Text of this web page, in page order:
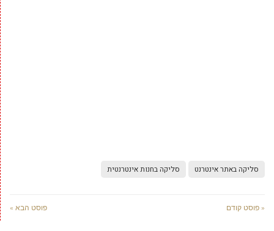
סליקה באתר אינטרנט סליקה בחנות אינטרנטית
« פוסט קודם פוסט הבא »